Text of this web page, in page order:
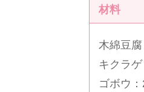
材料
木綿豆
キクラ
ゴボウ